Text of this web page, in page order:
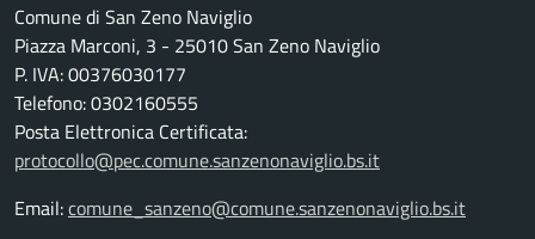
Comune di San Zeno Naviglio
Piazza Marconi, 3 - 25010 San Zeno Naviglio
P. IVA: 00376030177
Telefono: 0302160555
Posta Elettronica Certificata:
protocollo@pec.comune.sanzenonaviglio.bs.it
Email:comune_sanzeno@comune.sanzenonaviglio.bs.it